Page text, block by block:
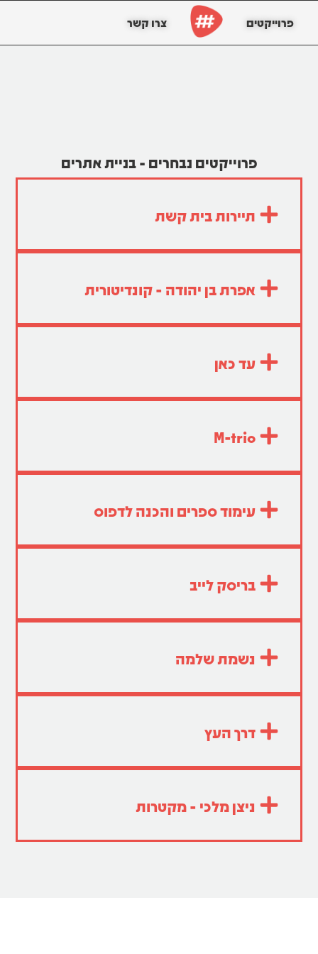
פרוייקטים צרו קשר
פרוייקטים נבחרים - בניית אתרים
תיירות בית קשת
אפרת בן יהודה - קונדיטורית
עד כאן
M-trio
עימוד ספרים והכנה לדפוס
בריסק לייב
נשמת שלמה
דרך העץ
ניצן מלכי - מקטרות